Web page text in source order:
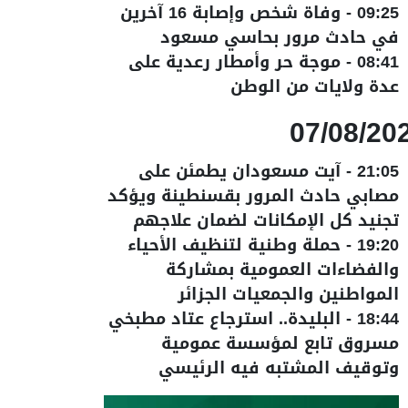
09:25
- وفاة شخص وإصابة 16 آخرين
في حادث مرور بحاسي مسعود
08:41
-موجة حر وأمطار رعدية على
عدة ولايات من الوطن
07/08/
21:05
-آيت مسعودان يطمئن على
مصابي حادث المرور بقسنطينة ويؤكد
تجنيد كل الإمكانات لضمان علاجهم
19:20
- حملة وطنية لتنظيف الأحياء
والفضاءات العمومية بمشاركة
المواطنين والجمعيات الجزائر
18:44
- البليدة.. استرجاع عتاد مطبخي
مسروق تابع لمؤسسة عمومية
وتوقيف المشتبه فيه الرئيسي